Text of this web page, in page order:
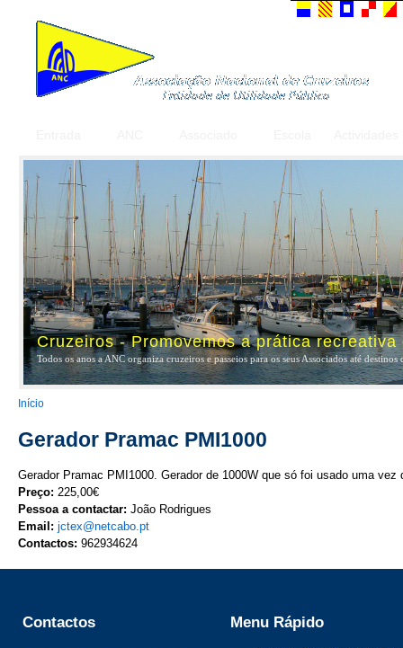
Cruzeiros - Promovemos a prática
Todos os anos a ANC organiza cruzeiros e passeios para os seus Associados até
You are here
Início
Gerador Pramac PMI1000
Gerador Pramac PMI1000. Gerador de 1000W que só foi usado uma
Preço: 225,00€
Pessoa a contactar: João Rodrigues
Email: jctex@netcabo.pt
Contactos: 962934624
Contactos Menu Rápido